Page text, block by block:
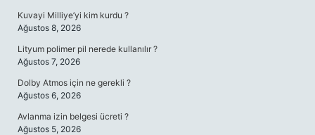
Kuvayi Milliye’yi kim kurdu ?
Ağustos 8, 2026
Lityum polimer pil nerede kullanılır ?
Ağustos 7, 2026
Dolby Atmos için ne gerekli ?
Ağustos 6, 2026
Avlanma izin belgesi ücreti ?
Ağustos 5, 2026